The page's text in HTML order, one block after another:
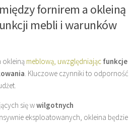
fornirem a okleiną
mebli i warunków
okleiną meblową, uwzględniając funkcje
. Kluczowe czynniki to odporność
się wwilgotnych
eksploatowanych, okleina będzie